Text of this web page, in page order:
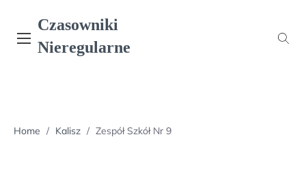
content
Czasowniki
Nieregularne
Home / Kalisz / Zespół Szkół Nr 9